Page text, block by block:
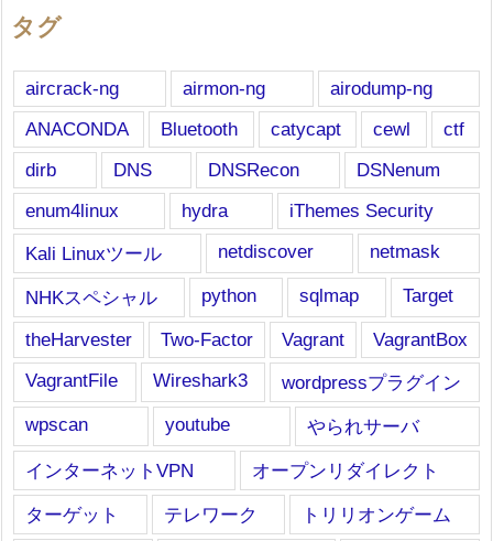
タグ
aircrack-ng airmon-ng
airodump-ng
ANACONDA
Bluetooth catycapt cewl
ctf
dirb
DNS DNSRecon
DSNenum
enum4linux
hydra
iThemes Security
Kali Linuxツール
netdiscover netmask
NHKスペシャル python sqlmap
Target
theHarvester
Two-Factor Vagrant
VagrantBox
VagrantFile
Wireshark3
wordpressプラグイン
wpscan
youtube
やられサーバ
インターネットVPN
オープンリダイレクト
ターゲット
テレワーク
トリリオンゲーム